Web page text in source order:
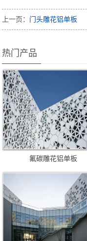
上一页： 门头雕花铝单板
热门产品
氟碳雕花铝单板